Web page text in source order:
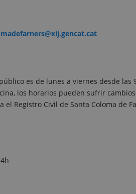
es de lunes a viernes desde las
los horarios pueden sufrir
el Registro Civil de Santa Coloma de